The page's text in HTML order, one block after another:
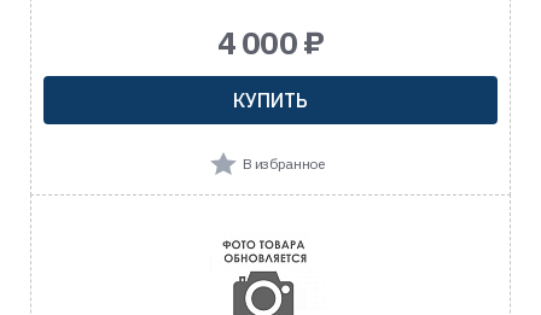
4 000 ₽
КУПИТЬ
В избранное